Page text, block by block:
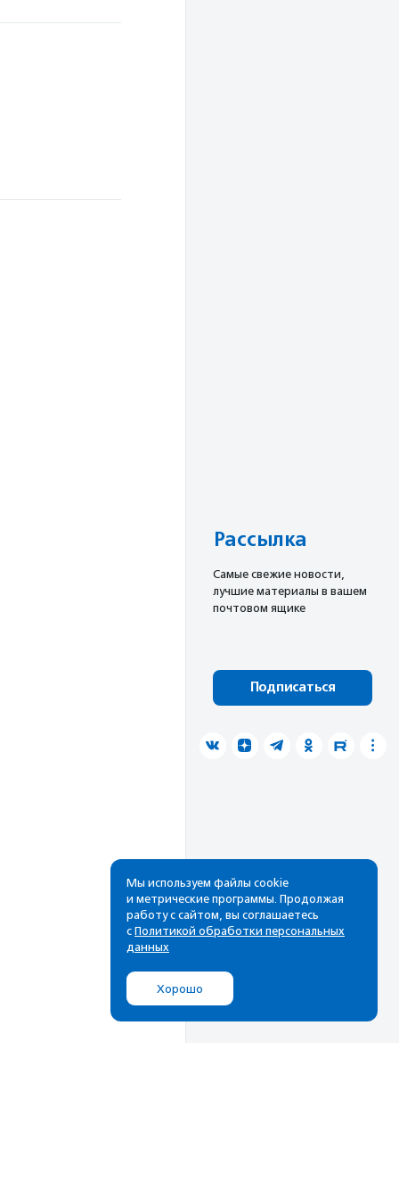
Рассылка
Cамые свежие новости,
лучшие материалы в вашем
почтовом ящике
Подписаться
Мы используем файлы cookie
и метрические программы. Продолжая
работу с сайтом, вы соглашаетесь
с Политикой обработки персональных
данных
Хорошо